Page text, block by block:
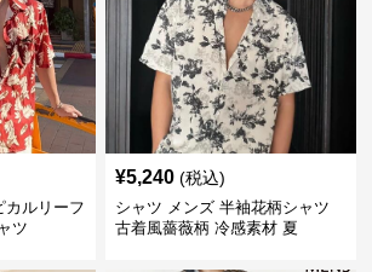
カルリーフ
ツ
¥5,240 (税込)
シャツ メンズ 半袖花柄シャツ
古着風薔薇柄 冷感素材 夏